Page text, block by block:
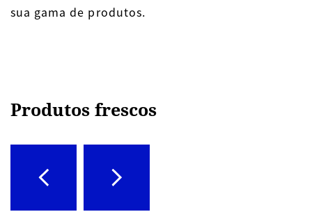
sua gama de produtos.
Produtos frescos